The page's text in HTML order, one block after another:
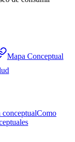
Mapa Conceptual
conceptualComo